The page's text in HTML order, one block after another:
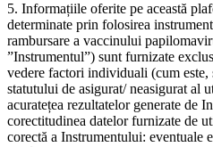
5. Informațiile oferite pe această
determinate prin folosirea
rambursare a vaccinului
”Instrumentul”) sunt furnizate
vedere factori individuali (cum este,
statutului de asigurat/ neasigurat al
acuratețea rezultatelor generate de
corectitudinea datelor furnizate de
corectă a Instrumentului: eventuale